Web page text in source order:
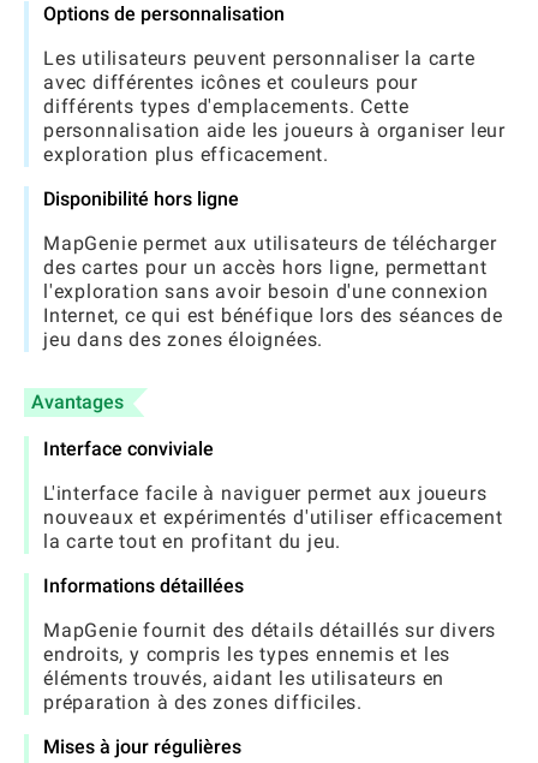
Options de personnalisation
Les utilisateurs peuvent personnaliser la carte
avec différentes icônes et couleurs pour
différents types d'emplacements. Cette
personnalisation aide les joueurs à organiser leur
exploration plus efficacement.
Disponibilité hors ligne
MapGenie permet aux utilisateurs de télécharger
des cartes pour un accès hors ligne, permettant
l'exploration sans avoir besoin d'une connexion
Internet, ce qui est bénéfique lors des séances de
jeu dans des zones éloignées.
Avantages
Interface conviviale
L'interface facile à naviguer permet aux joueurs
nouveaux et expérimentés d'utiliser efficacement
la carte tout en profitant du jeu.
Informations détaillées
MapGenie fournit des détails détaillés sur divers
endroits, y compris les types ennemis et les
éléments trouvés, aidant les utilisateurs en
préparation à des zones difficiles.
Mises à jour régulières